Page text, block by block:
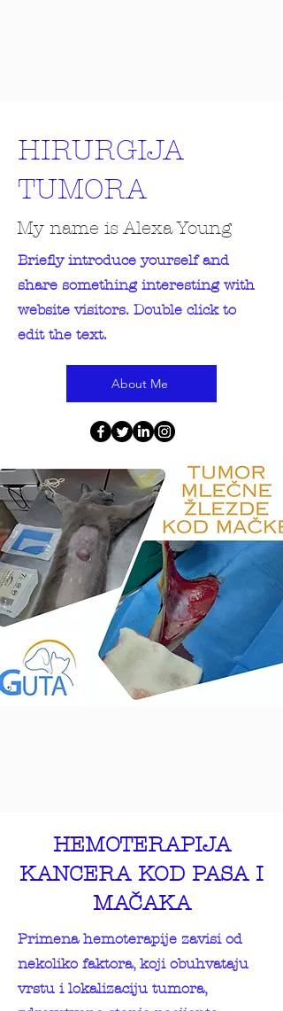
HIRURGIJA
TUMORA
My name is Alexa Young
Briefly introduce yourself and
share something interesting with
website visitors. Double click to
edit the text.
About Me
HEMOTERAPIJA
KANCERA KOD PASA I
MAČAKA
Primena hemoterapije zavisi od
nekoliko faktora, koji obuhvataju
vrstu i lokalizaciju tumora,